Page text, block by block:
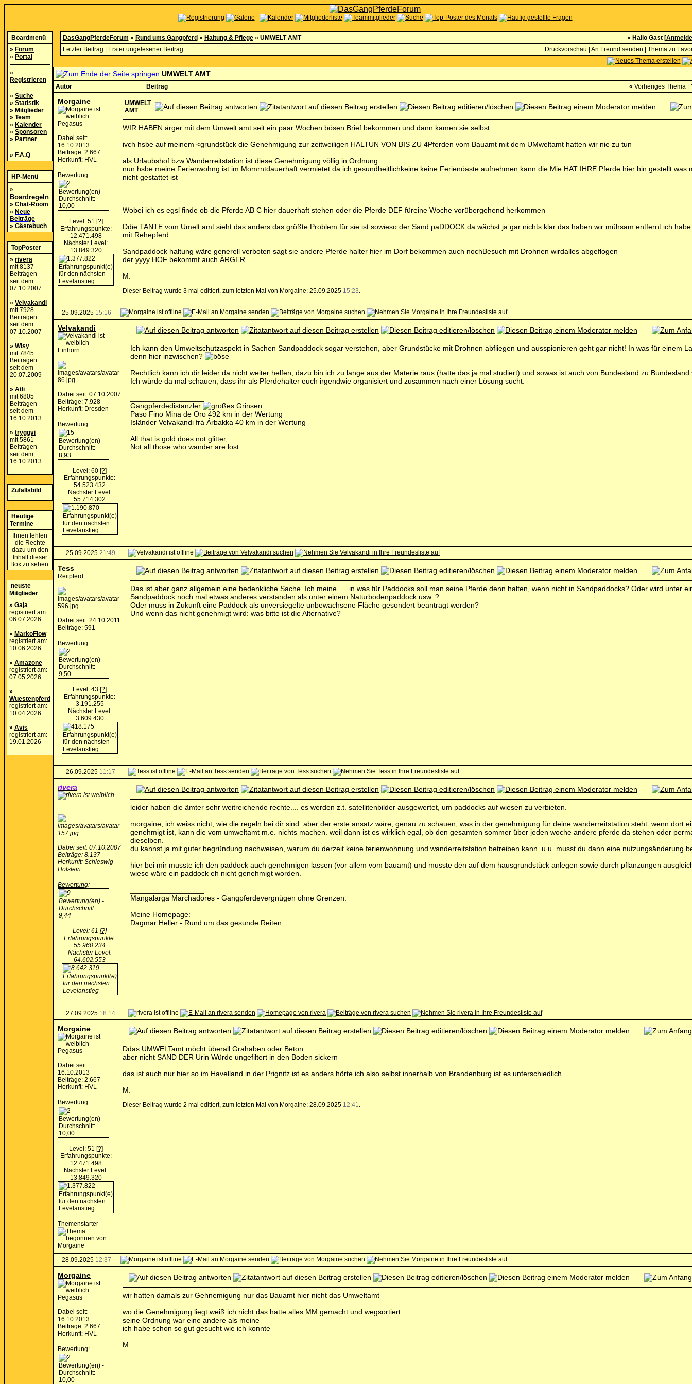
Boardmenü
» Forum
» Portal
»
Registrieren
» Suche
» Statistik
» Mitglieder
» Team
» Kalender
» Sponsoren
» Partner
» F.A.Q
HP-Menü
»
Boardregeln
» Chat-Room
» Neue
Beiträge
» Gästebuch
TopPoster
» rivera
mit 8137
Beiträgen
seit dem
07.10.2007
» Velvakandi
mit 7928
Beiträgen
seit dem
07.10.2007
» Wisy
mit 7845
Beiträgen
seit dem
20.07.2009
» Atli
mit 6805
Beiträgen
seit dem
16.10.2013
» tryggvi
mit 5861
Beiträgen
seit dem
16.10.2013
Zufallsbild
Heutige
Termine
Ihnen fehlen
die Rechte
dazu um den
Inhalt dieser
Box zu sehen.
neuste
Mitglieder
» Gaja
registriert am:
06.07.2026
» MarkoFlow
registriert am:
10.06.2026
» Amazone
registriert am:
07.05.2026
»
Wuestenpferd
registriert am:
10.04.2026
» Avis
registriert am:
19.01.2026
DasGangPferdeForum » Rund ums Gangpferd » Haltung & Pflege» UMWELT AMT » Hallo Gast [
Letzter Beitrag
Erster ungelesener Beitrag Druckvorschau An Freund senden Thema zu
UMWELT AMT
Autor Beitrag « Vorheriges Thema
Morgaine
Pegasus
Dabei seit:
16.10.2013
Beiträge: 2.667
Herkunft: HVL
Bewertung:
Level: 51 [?]
Erfahrungspunkte:
12.471.498
Nächster Level:
13.849.320
UMWELT
AMT
WIR HABEN ärger mit dem Umwelt amt seit ein paar Wochen bösen Brief bekommen und dann kamen sie selbst.
ivch hsbe auf meinem <grundstück die Genehmigung zur zeitweiligen HALTUN VON BIS ZU 4Pferden vom Bauamt mit dem UMweltamt hatten wir nie zu tun
als Urlaubshof bzw Wanderreitstation ist diese Genehmigung völlig in Ordnung
nun hsbe meine Ferienwohng ist im Momrntdauerhaft vermietet da ich gesundheitlichkeine keine Ferienöäste aufnehmen kann die Mie HAT IHRE Pferde hier hin gestellt was
nicht gestattet ist
Wobei ich es egsl finde ob die Pferde AB C hier dauerhaft stehen oder die Pferde DEF füreine Woche vorübergehend herkommen
Ddie TANTE vom Umelt amt sieht das anders das größte Problem für sie ist sowieso der Sand paDDOCK da wächst ja gar nichts klar das haben wir mühsam entfernt ich
mit Rehepferd
Sandpaddock haltung wäre generell verboten sagt sie andere Pferde halter hier im Dorf bekommen auch nochBesuch mit Drohnen wirdalles abgeflogen
der yyyy HOF bekommt auch ÄRGER
M.
Dieser Beitrag wurde 3 mal editiert, zum letzten Mal von Morgaine: 25.09.2025 15:23.
25.09.2025 15:16
Velvakandi
Einhorn
Dabei seit: 07.10.2007
Beiträge: 7.928
Herkunft: Dresden
Bewertung:
Level: 60 [?]
Erfahrungspunkte:
54.523.432
Nächster Level:
55.714.302
Ich kann den Umweltschutzaspekt in Sachen Sandpaddock sogar verstehen, aber Grundstücke mit Drohnen abfliegen und ausspionieren geht gar nicht! In was für einem
denn hier inzwischen?
Rechtlich kann ich dir leider da nicht weiter helfen, dazu bin ich zu lange aus der Materie raus (hatte das ja mal studiert) und sowas ist auch von Bundesland zu Bundesland
Ich würde da mal schauen, dass ihr als Pferdehalter euch irgendwie organisiert und zusammen nach einer Lösung sucht.
Gangpferdedistanzler
Paso Fino Mina de Oro 492 km in der Wertung
Isländer Velvakandi frá Árbakka 40 km in der Wertung
All that is gold does not glitter,
Not all those who wander are lost.
25.09.2025 21:49
Tess
Reitpferd
Dabei seit: 24.10.2011
Beiträge: 591
Bewertung:
Level: 43 [?]
Erfahrungspunkte:
3.191.255
Nächster Level:
3.609.430
Das ist aber ganz allgemein eine bedenkliche Sache. Ich meine .... in was für Paddocks soll man seine Pferde denn halten, wenn nicht in Sandpaddocks? Oder wird unter
Sandpaddock noch mal etwas anderes verstanden als unter einem Naturbodenpaddock usw. ?
Oder muss in Zukunft eine Paddock als unversiegelte unbewachsene Fläche gesondert beantragt werden?
Und wenn das nicht genehmigt wird: was bitte ist die Alternative?
26.09.2025 11:17
rivera
Dabei seit: 07.10.2007
Beiträge: 8.137
Herkunft: Schleswig-
Holstein
Bewertung:
Level: 61 [?]
Erfahrungspunkte:
55.960.234
Nächster Level:
64.602.553
leider haben die ämter sehr weitreichende rechte.... es werden z.t. satellitenbilder ausgewertet, um paddocks auf wiesen zu verbieten.
morgaine, ich weiss nicht, wie die regeln bei dir sind. aber der erste ansatz wäre, genau zu schauen, was in der genehmigung für deine wanderreitstation steht. wenn dort
genehmigt ist, kann die vom umweltamt m.e. nichts machen. weil dann ist es wirklich egal, ob den gesamten sommer über jeden woche andere pferde da stehen oder
dieselben.
du kannst ja mit guter begründung nachweisen, warum du derzeit keine ferienwohnung und wanderreitstation betreiben kann. u.u. musst du dann eine nutzungsänderung
hier bei mir musste ich den paddock auch genehmigen lassen (vor allem vom bauamt) und musste den auf dem hausgrundstück anlegen sowie durch pflanzungen
wiese wäre ein paddock eh nicht genehmigt worden.
Mangalarga Marchadores - Gangpferdevergnügen ohne Grenzen.
Meine Homepage:
Dagmar Heller - Rund um das gesunde Reiten
27.09.2025 18:14
Morgaine
Pegasus
Dabei seit:
16.10.2013
Beiträge: 2.667
Herkunft: HVL
Bewertung:
Level: 51 [?]
Erfahrungspunkte:
12.471.498
Nächster Level:
13.849.320
Themenstarter
Ddas UMWELTamt möcht überall Grahaben oder Beton
aber nicht SAND DER Urin Würde ungefiltert in den Boden sickern
das ist auch nur hier so im Havelland in der Prignitz ist es anders hörte ich also selbst innerhalb von Brandenburg ist es unterschiedlich.
M.
Dieser Beitrag wurde 2 mal editiert, zum letzten Mal von Morgaine: 28.09.2025 12:41.
28.09.2025 12:37
Morgaine
Pegasus
Dabei seit:
16.10.2013
Beiträge: 2.667
Herkunft: HVL
Bewertung:
wir hatten damals zur Gehnemigung nur das Bauamt hier nicht das Umweltamt
wo die Genehmigung liegt weiß ich nicht das hatte alles MM gemacht und wegsortiert
seine Ordnung war eine andere als meine
ich habe schon so gut gesucht wie ich konnte
M.